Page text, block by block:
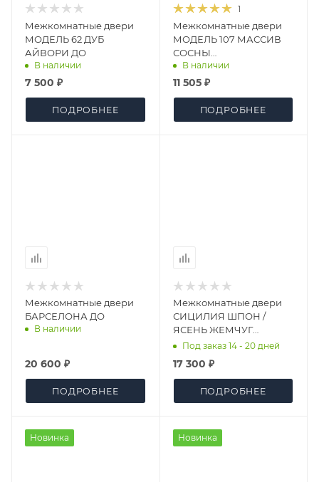
Межкомнатные двери
МОДЕЛЬ 62 ДУБ
АЙВОРИ ДО
В наличии
7 500 ₽
ПОДРОБНЕЕ
1
Межкомнатные двери
МОДЕЛЬ 107 МАССИВ
СОСНЫ
ШПОНИРОВАННЫЙ
КАШТАН ТЕМНЫЙ ДГ
В наличии
11 505 ₽
ПОДРОБНЕЕ
Межкомнатные двери
БАРСЕЛОНА ДО
В наличии
20 600 ₽
ПОДРОБНЕЕ
Межкомнатные двери
СИЦИЛИЯ ШПОН /
ЯСЕНЬ ЖЕМЧУГ
ПАТИНА СЕРЕБРО ДГ
Под заказ 14 - 20 дней
17 300 ₽
ПОДРОБНЕЕ
Новинка Новинка